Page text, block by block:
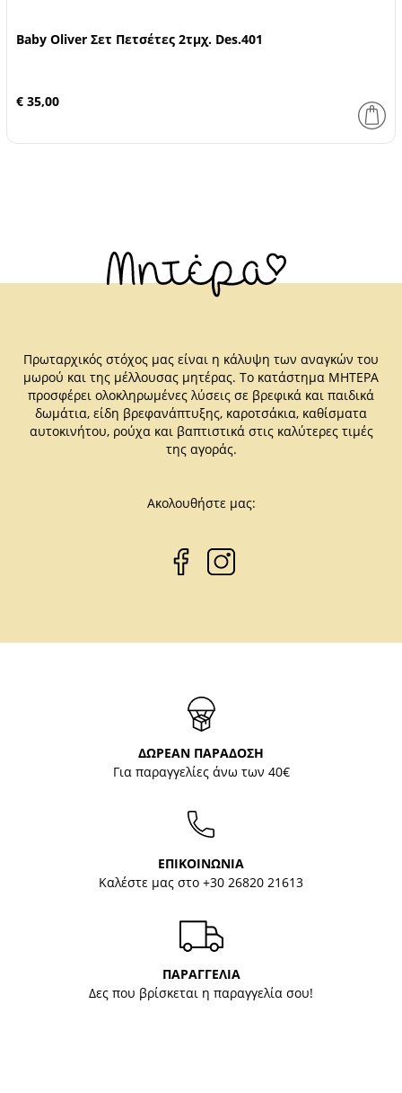
Baby Oliver Σετ Πετσέτες 2τμχ. Des.401
€ 35,00
Πρωταρχικός στόχος μας είναι η κάλυψη των αναγκών του
μωρού και της μέλλουσας μητέρας. Το κατάστημα ΜΗΤΕΡΑ
προσφέρει ολοκληρωμένες λύσεις σε βρεφικά και παιδικά
δωμάτια, είδη βρεφανάπτυξης, καροτσάκια, καθίσματα
αυτοκινήτου, ρούχα και βαπτιστικά στις καλύτερες τιμές
της αγοράς.
Ακολουθήστε μας:
ΔΩΡΕΑΝ ΠΑΡΑΔΟΣΗ
Για παραγγελίες άνω των 40€
ΕΠΙΚΟΙΝΩΝΙΑ
Καλέστε μας στο +30 26820 21613
ΠΑΡΑΓΓΕΛΙΑ
Δες που βρίσκεται η παραγγελία σου!